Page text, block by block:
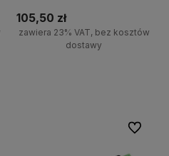
105,50 zł
zawiera 23% VAT, bez kosztów
dostawy
Do